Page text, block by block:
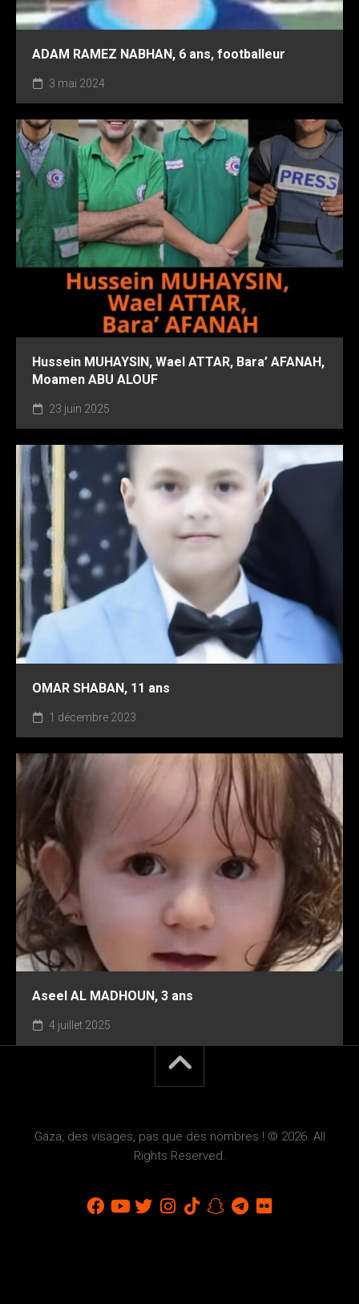
ADAM RAMEZ NABHAN, 6 ans, footballeur
3 mai 2024
Hussein MUHAYSIN, Wael ATTAR, Bara’ AFANAH,
Moamen ABU ALOUF
23 juin 2025
OMAR SHABAN, 11 ans
1 décembre 2023
Aseel AL MADHOUN, 3 ans
4 juillet 2025
Gaza, des visages, pas que des nombres ! © 2026. All
Rights Reserved.